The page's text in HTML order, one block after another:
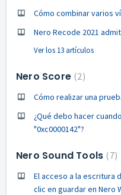
Cómo combinar varios
Nero Recode 2021
Ver los 13 artículos
Nero Score 2
Cómo realizar una
¿Qué debo hacer
"0xc0000142"?
Nero Sound Tools 7
El acceso a la escritura
clic en guardar en Nero